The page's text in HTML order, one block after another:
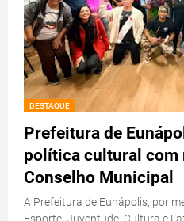
DESTAQUE
Prefeitura de
política cultural com
Conselho Municipal
A Prefeitura de Eunápolis, por
Esporte, Juventude, Cultura e